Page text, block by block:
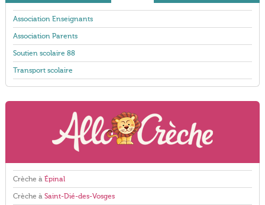
Association Enseignants
Association Parents
Soutien scolaire 88
Transport scolaire
Crèche à Épinal
Crèche à Saint-Dié-des-Vosges